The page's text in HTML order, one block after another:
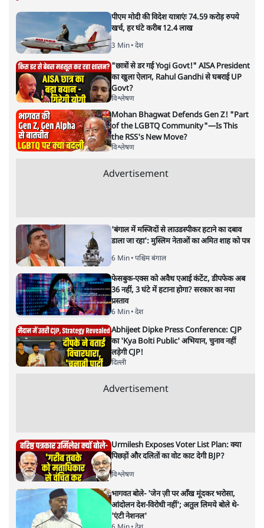
सत्य हिन्दी ऐपडाउनलोडकरें
मुकेश कुमार
लेखक सत्यहिंदी के संपादक हैं।
मुकेश कुमारकी और स्टोरी पढ़ें
भारत–यूरोप संवाद: दूरदर्शी रणनीति या
हालात से उपजा मोड़?
विश्लेषण| सतीश झा| 29 JAN, 2026
भारत ईयू मुक्त व्यापार समझौताः ईयू अध्यक्ष उर्सुला वॉन डेर लेयेन और
पीएम मोदी
सतीश झा
भारत-यूरोपीय संघ मुक्त व्यापार समझौताः क्या यूरोप की ओर भारत
का झुकाव एक लंबा रणनीतिक नज़रिया है या वैश्विक दबावों और
अमेरिकी अनिश्चितता की वजह से उठाया गया एक कदम है? वरिष्ठ
पत्रकार सतीश झा का आकलनः